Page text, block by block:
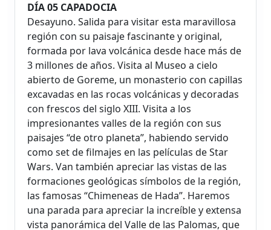
DÍA 05 CAPADOCIA
Desayuno. Salida para visitar esta maravillosa
región con su paisaje fascinante y original,
formada por lava volcánica desde hace más de
3 millones de años. Visita al Museo a cielo
abierto de Goreme, un monasterio con capillas
excavadas en las rocas volcánicas y decoradas
con frescos del siglo XIII. Visita a los
impresionantes valles de la región con sus
paisajes “de otro planeta”, habiendo servido
como set de filmajes en las películas de Star
Wars. Van también apreciar las vistas de las
formaciones geológicas símbolos de la región,
las famosas “Chimeneas de Hada”. Haremos
una parada para apreciar la increíble y extensa
vista panorámica del Valle de las Palomas, que